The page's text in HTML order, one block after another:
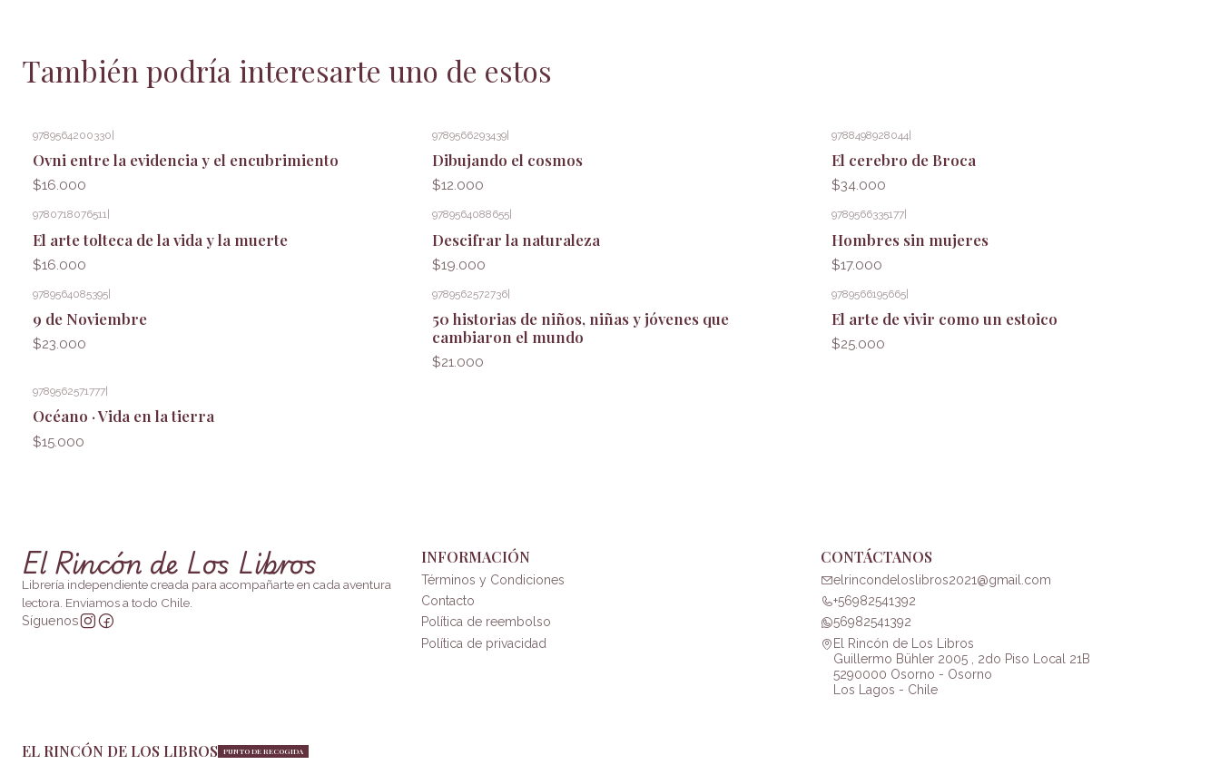
También podría interesarte uno de estos
9789564200330
Ovni entre la evidencia y el encubrimiento
$16.000
9789566293439|
Dibujando el cosmos
$12.000
9788498928044|
El cerebro de Broca
$34.000
9780718076511
El arte tolteca de la vida y la muerte
$16.000
9789564088655|
Descifrar la naturaleza
$19.000
9789566335177|
Hombres sin mujeres
$17.000
9789564085395|
9 de Noviembre
$23.000
9789562572736|
50 historias de niños, niñas y jóvenes que
cambiaron el mundo
$21.000
9789566195665|
El arte de vivir como un estoico
$25.000
9789562571777
Océano · Vida en la tierra
$15.000
El Rincón de Los Libros
Librería independiente creada para acompañarte en cada aventura
lectora. Enviamos a todo Chile.
Síguenos
INFORMACIÓN
Términos y Condiciones
Contacto
Política de reembolso
Política de privacidad
CONTÁCTANOS
elrincondeloslibros2021@gmail.com
+56982541392
56982541392
El Rincón de Los Libros
Guillermo Bühler 2005 , 2do Piso Local 21B
5290000 Osorno - Osorno
Los Lagos - Chile
EL RINCÓN DE LOS LIBROS PUNTO DE RECOGIDA